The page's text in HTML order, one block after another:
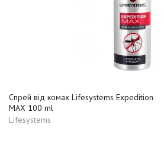
Спрей від комах Lifesystems Expedition
MAX 100 ml
Lifesystems